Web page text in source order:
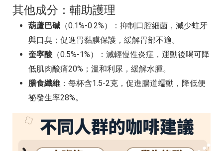
其他成分：輔助護理
葫蘆巴碱 （0.1%-0.2%）：抑制口腔細菌，減少蛀牙
與口臭；促進胃黏膜保護，緩解胃部不適。
奎寧酸 （0.5%-1%）：減輕慢性炎症，運動後喝可降
低肌肉酸痛20%；溫和利尿，緩解水腫。
膳食纖維 ：每杯含1.5-2克，促進腸道蠕動，降低便
祕發生率28%。